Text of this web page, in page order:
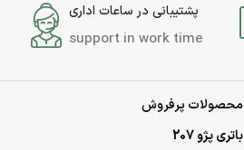
پشتیبانی در ساعات اداری
support in work time
محصولات پرفروش
باتری پژو 207